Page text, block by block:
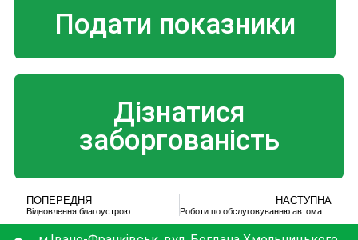
Подати показники
Дізнатися
заборгованість
ПОПЕРЕДНЯ
Відновлення благоустрою
НАСТУПНА
Роботи по обслуговуванню автоматики в котельнях